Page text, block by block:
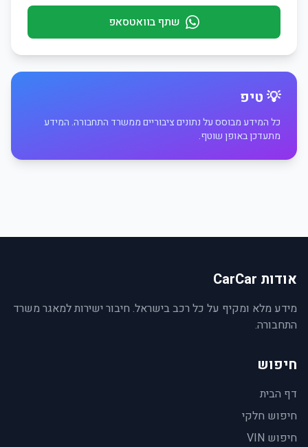
שתף בוואטסאפ
💡 טיפ
כל המידע מבוסס על נתונים ציבוריים ממשרד התחבורה. המידע
מתעדכן באופן שוטף.
אודות CarCar
מידע מלא ומקיף על כל רכב בישראל. חיבור ישירות למאגר משרד
התחבורה.
חיפוש
דף הבית
חיפוש חלקי
חיפוש VIN